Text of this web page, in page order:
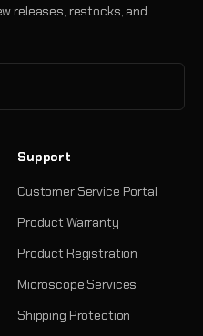
releases, restocks, and
Support
Customer Service Portal
Product Warranty
Product Registration
Microscope Services
Shipping Protection